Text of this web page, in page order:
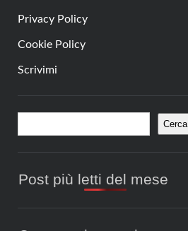
Privacy Policy
Cookie Policy
Scrivimi
Barra
laterale
Cerca
Post più letti del mese